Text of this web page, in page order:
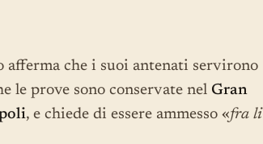
afferma che i suoi antenati servirono
le prove sono conservate nel Gran
, e chiede di essere ammesso «fra li